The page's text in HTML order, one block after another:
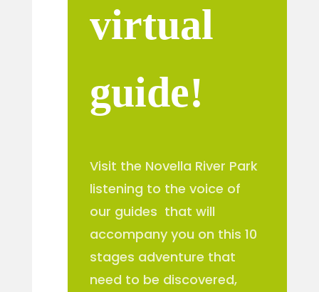
virtual
guide!
Visit the Novella River Park
listening to the voice of
our guides that will
accompany you on this 10
stages adventure that
need to be discovered,